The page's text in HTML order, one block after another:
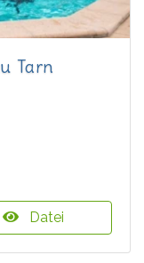
Tarn
Datei